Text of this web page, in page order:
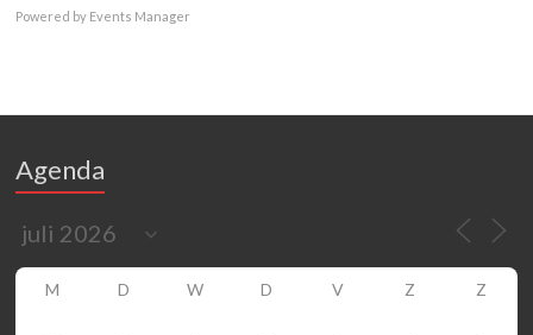
Powered by Events Manager
Agenda
M D W D V Z Z